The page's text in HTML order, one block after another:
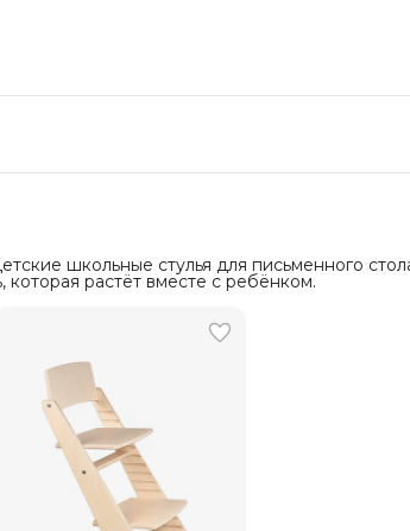
школьные стулья для письменного
растёт вместе с ребёнком.